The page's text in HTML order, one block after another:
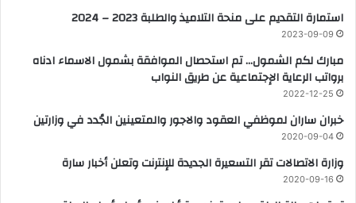
استمارة التقديم على منحة التلاميذ والطلبة 2023 – 2024
2023-09-09
مبارك لكم الشمول… تم استحصال الموافقة بشمول الاسماء ادناه
برواتب الرعاية الإجتماعية عن طريق النواب
2022-12-25
خبران ساران لموظفي العقود والاجور والمتعينين الجُدد في وزارتين
2020-09-04
وزارة الاتصالات تقر التسعيرة الجديدة للإنترنت وتعلن أخبار سارة
2020-09-16